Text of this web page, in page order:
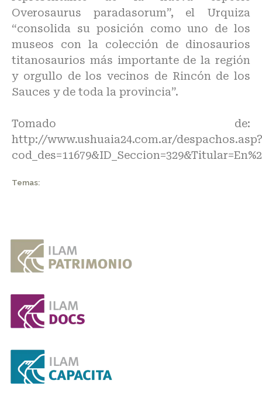
Overosaurus paradasorum”, el Urquiza
“consolida su posición como uno de los
museos con la colección de dinosaurios
titanosaurios más importante de la región
y orgullo de los vecinos de Rincón de los
Sauces y de toda la provincia”.
Tomado de:
http://www.ushuaia24.com.ar/despachos.asp?
Temas: